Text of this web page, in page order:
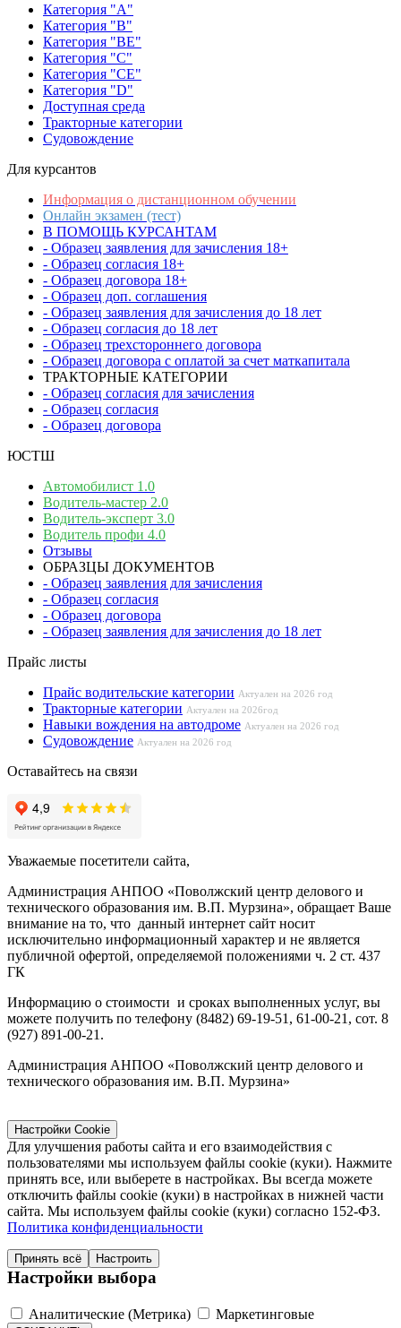
Категория "A"
Категория "B"
Категория "BE"
Категория "C"
Категория "CE"
Категория "D"
Доступная среда
Тракторные категории
Судовождение
Для курсантов
Информация о дистанционном обучении
Онлайн экзамен (тест)
В ПОМОЩЬ КУРСАНТАМ
- Образец заявления для зачисления 18+
- Образец согласия 18+
- Образец договора 18+
- Образец доп. соглашения
- Образец заявления для зачисления до 18 лет
- Образец согласия до 18 лет
- Образец трехстороннего договора
- Образец договора с оплатой за счет маткапитала
ТРАКТОРНЫЕ КАТЕГОРИИ
- Образец согласия для зачисления
- Образец согласия
- Образец договора
ЮСТШ
Автомобилист 1.0
Водитель-мастер 2.0
Водитель-эксперт 3.0
Водитель профи 4.0
Отзывы
ОБРАЗЦЫ ДОКУМЕНТОВ
- Образец заявления для зачисления
- Образец согласия
- Образец договора
- Образец заявления для зачисления до 18 лет
Прайс листы
Прайс водительские категории Актуален на 2026 год
Тракторные категории Актуален на 2026год
Навыки вождения на автодроме Актуален на 2026 год
Судовождение Актуален на 2026 год
Оставайтесь на связи
Уважаемые посетители сайта,
Администрация АНПОО «Поволжский центр делового и
технического образования им. В.П. Мурзина», обращает Ваше
внимание на то, что данный интернет сайт носит
исключительно информационный характер и не является
публичной офертой, определяемой положениями ч. 2 ст. 437
ГК
Информацию о стоимости и сроках выполненных услуг, вы
можете получить по телефону (8482) 69-19-51, 61-00-21, сот. 8
(927) 891-00-21.
Администрация АНПОО «Поволжский центр делового и
технического образования им. В.П. Мурзина»
Настройки Cookie
Для улучшения работы сайта и его взаимодействия с
пользователями мы используем файлы cookie (куки). Нажмите
принять все, или выберете в настройках. Вы всегда можете
отключить файлы cookie (куки) в настройках в нижней части
сайта. Мы используем файлы cookie (куки) согласно 152-ФЗ.
Политика конфиденциальности
Принять всё Настроить
Настройки выбора
Аналитические (Метрика) Маркетинговые